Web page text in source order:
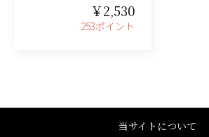
￥2,530
253ポイント
当サイトについて